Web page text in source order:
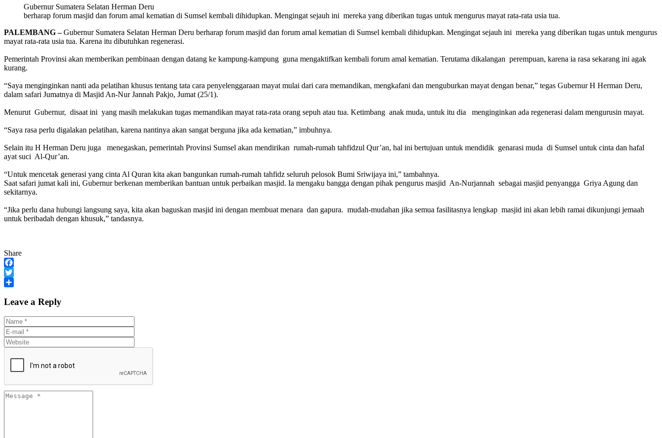
Gubernur Sumatera Selatan Herman Deru
berharap forum masjid dan forum amal kematian di Sumsel kembali dihidupkan. Mengingat sejauh ini mereka yang diberikan tugas untuk mengurus mayat rata-rata usia tua.
PALEMBANG –Gubernur Sumatera Selatan Herman Deru berharap forum masjid dan forum amal kematian di Sumsel kembali dihidupkan. Mengingat sejauh ini mereka yang diberikan tugas untuk mengurus
mayat rata-rata usia tua. Karena itu dibutuhkan regenerasi.
Pemerintah Provinsi akan memberikan pembinaan dengan datang ke kampung-kampung guna mengaktifkan kembali forum amal kematian. Terutama dikalangan perempuan, karena ia rasa sekarang ini agak
kurang.
“Saya menginginkan nanti ada pelatihan khusus tentang tata cara penyelenggaraan mayat mulai dari cara memandikan, mengkafani dan menguburkan mayat dengan benar,” tegas Gubernur H Herman Deru,
dalam safari Jumatnya di Masjid An-Nur Jannah Pakjo, Jumat (25/1).
Menurut Gubernur, disaat ini yang masih melakukan tugas memandikan mayat rata-rata orang sepuh atau tua. Ketimbang anak muda, untuk itu dia menginginkan ada regenerasi dalam mengurusin mayat.
“Saya rasa perlu digalakan pelatihan, karena nantinya akan sangat berguna jika ada kematian,” imbuhnya.
Selain itu H Herman Deru juga menegaskan, pemerintah Provinsi Sumsel akan mendirikan rumah-rumah tahfidzul Qur’an, hal ini bertujuan untuk mendidik genarasi muda di Sumsel untuk cinta dan hafal
ayat suci Al-Qur’an.
“Untuk mencetak generasi yang cinta Al Quran kita akan bangunkan rumah-rumah tahfidz seluruh pelosok Bumi Sriwijaya ini,” tambahnya.
Saat safari jumat kali ini, Gubernur berkenan memberikan bantuan untuk perbaikan masjid. Ia mengaku bangga dengan pihak pengurus masjid An-Nurjannah sebagai masjid penyangga Griya Agung dan
sekitarnya.
“Jika perlu dana hubungi langsung saya, kita akan baguskan masjid ini dengan membuat menara dan gapura. mudah-mudahan jika semua fasilitasnya lengkap masjid ini akan lebih ramai dikunjungi jemaah
untuk beribadah dengan khusuk,” tandasnya.
Share
Facebook
Twitter
Leave a Reply